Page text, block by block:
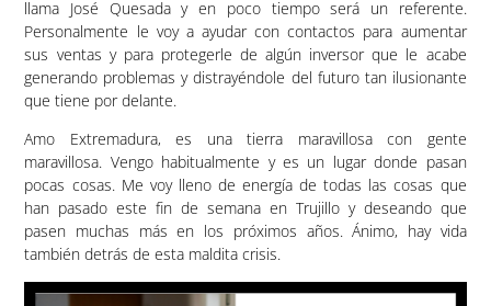
llama José Quesada y en poco tiempo será un referente.
Personalmente le voy a ayudar con contactos para aumentar
sus ventas y para protegerle de algún inversor que le acabe
generando problemas y distrayéndole del futuro tan ilusionante
que tiene por delante.
Amo Extremadura, es una tierra maravillosa con gente
maravillosa. Vengo habitualmente y es un lugar donde pasan
pocas cosas. Me voy lleno de energía de todas las cosas que
han pasado este fin de semana en Trujillo y deseando que
pasen muchas más en los próximos años. Ánimo, hay vida
también detrás de esta maldita crisis.